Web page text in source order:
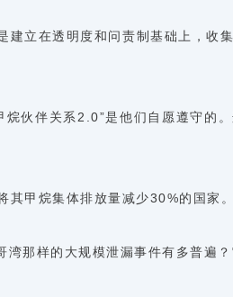
立在透明度和问责制基础上，收
伙伴关系2.0”是他们自愿遵守的
甲烷集体排放量减少30%的国家。
那样的大规模泄漏事件有多普遍？